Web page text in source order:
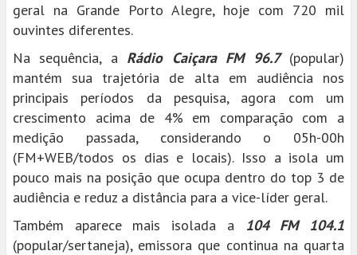
geral na Grande Porto Alegre, hoje com 720 mil
ouvintes diferentes.
Na sequência, a Rádio Caiçara FM 96.7(popular)
mantém sua trajetória de alta em audiência nos
principais períodos da pesquisa, agora com um
crescimento acima de 4% em comparação com a
medição passada, considerando o 05h-00h
(FM+WEB/todos os dias e locais). Isso a isola um
pouco mais na posição que ocupa dentro do top 3 de
audiência e reduz a distância para a vice-líder geral.
Também aparece mais isolada a
104 FM 104.1
(popular/sertaneja), emissora que continua na quarta